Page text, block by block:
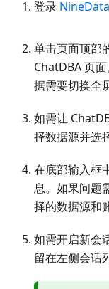
登录
单击页面顶部
ChatDBA 页
据需要切换全
如需让
择数据源并选
在底部输入框
息。如果问题
择的数据源和
如需开启新会
留在左侧会话